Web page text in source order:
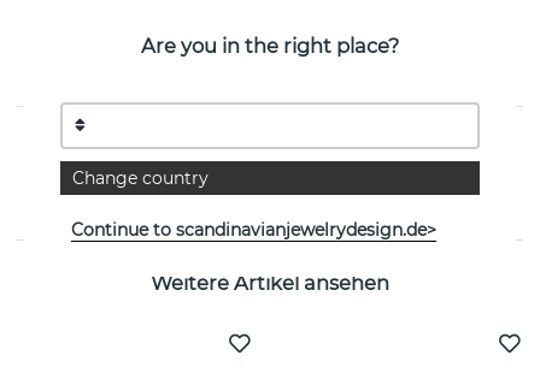
60's Pearl Long ist eine sterlingsilberne
Hängeschmuck/Halskette von der schwedischen Marke
EIGENSCHAFTEN
Kollektion: 60's Pearl
Weitere Artikel ansehen
Are you in the right place?
Change country
Continue to scandinavianjewelrydesign.de>